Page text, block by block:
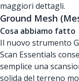
maggiori dettagli.
Ground Mesh
Cosa abbiamo fatto
Il nuovo strumento
Scan Essentials
semplice una
solida del terreno